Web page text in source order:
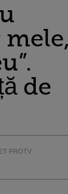
de
PROTV